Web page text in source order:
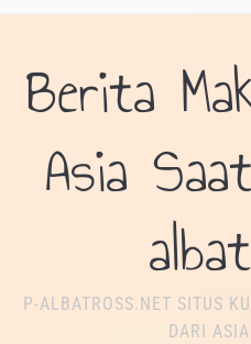
Berita
Asia
P-ALBATROSS.NET SITUS
DARI